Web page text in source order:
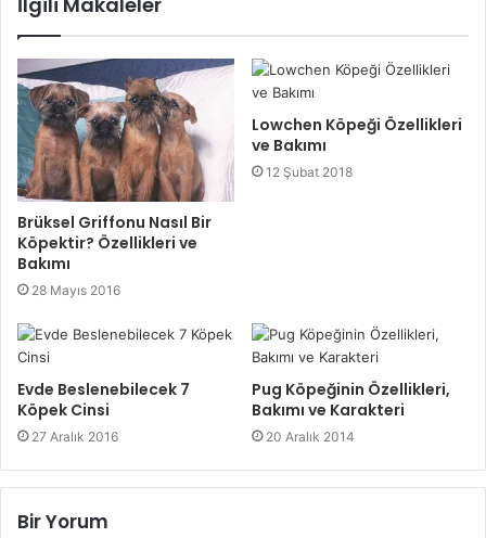
Brüksel Griffonu Nasıl Bir
Köpektir? Özellikleri ve
Bakımı
28 Mayıs 2016
Lowchen Köpeği Özellikleri
ve Bakımı
12 Şubat 2018
Evde Beslenebilecek 7
Köpek Cinsi
27 Aralık 2016
Pug Köpeğinin Özellikleri,
Bakımı ve Karakteri
20 Aralık 2014
Bir Yorum